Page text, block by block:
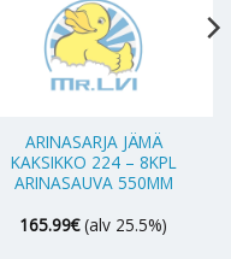
ARINASARJA JÄMÄ
KAKSIKKO 224 – 8KPL
ARINASAUVA 550MM
165.99€ (alv 25.5%)